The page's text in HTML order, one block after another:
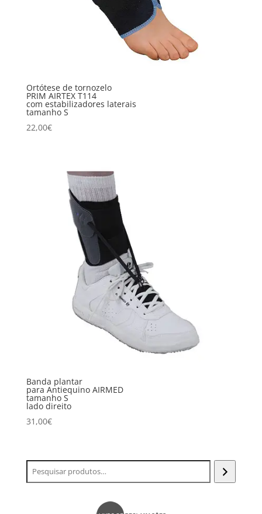
Ortótese de tornozelo
PRIM AIRTEX T114
com estabilizadores laterais
tamanho S
22,00€
Banda plantar
para Antiequino AIRMED
tamanho S
lado direito
31,00€